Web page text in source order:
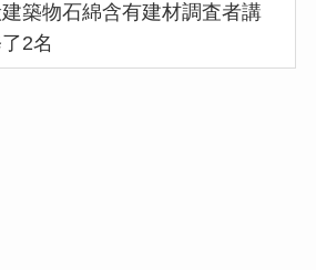
築物石綿含有建材調査者講
2名